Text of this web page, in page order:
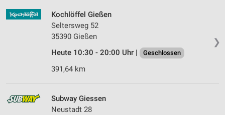
❯
Kochlöffel Gießen
Seltersweg 52
35390 Gießen
Heute 10:30 - 20:00 Uhr |
Geschlossen
391,64 km
Subway Giessen
Neustadt 28